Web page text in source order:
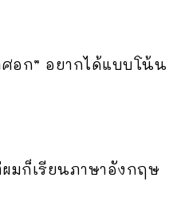
ศอก” อยากได้แบบโน้น
มก็เรียนภาษาอังกฤษ